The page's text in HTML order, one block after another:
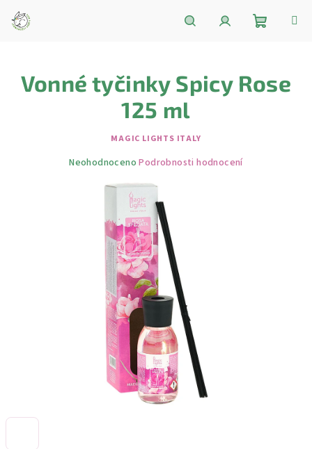
obsah
košík
Vonné tyčinky Spicy Rose
125 ml
MAGIC LIGHTS ITALY
Průměrné
produktu
hvězdiček.
Neohodnoceno Podrobnosti hodnocení